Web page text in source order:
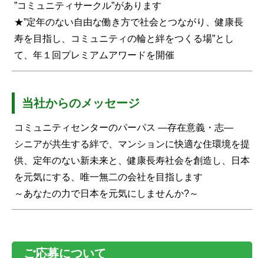
”コミュニティサークル”があります
★”定年のない自由な働き方で社会とつながり、健康長
寿を目指し、コミュニティの輪と絆をつくる場”とし
て、年１回プレミアムアワードを開催
当社からのメッセージ
コミュニティセンターのパーパス ―存在意義・志―
シニアが共生する絆で、マンションに快適な住環境を提
供、定年のない新未来と、健康長寿社会を創造し、日本
を元気にする、唯一無二の会社を目指します
～あなたの力で日本を元気にしませんか?～
ご応募について